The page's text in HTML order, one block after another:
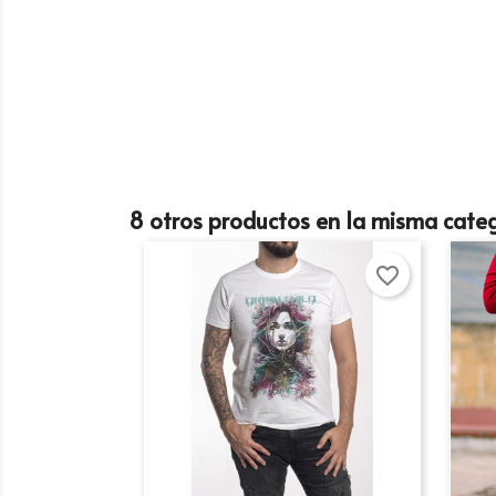
add_circle_outline
8 otros productos en la misma
favorite_border